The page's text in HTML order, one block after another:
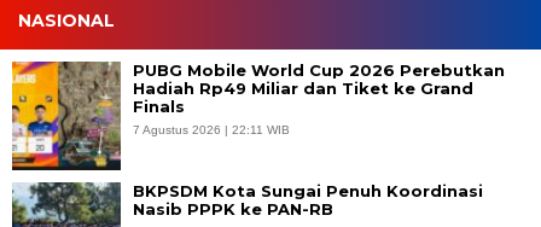
NASIONAL
PUBG Mobile World Cup 2026 Perebutkan
Hadiah Rp49 Miliar dan Tiket ke Grand
Finals
7 Agustus 2026 | 22:11 WIB
BKPSDM Kota Sungai Penuh Koordinasi
Nasib PPPK ke PAN-RB